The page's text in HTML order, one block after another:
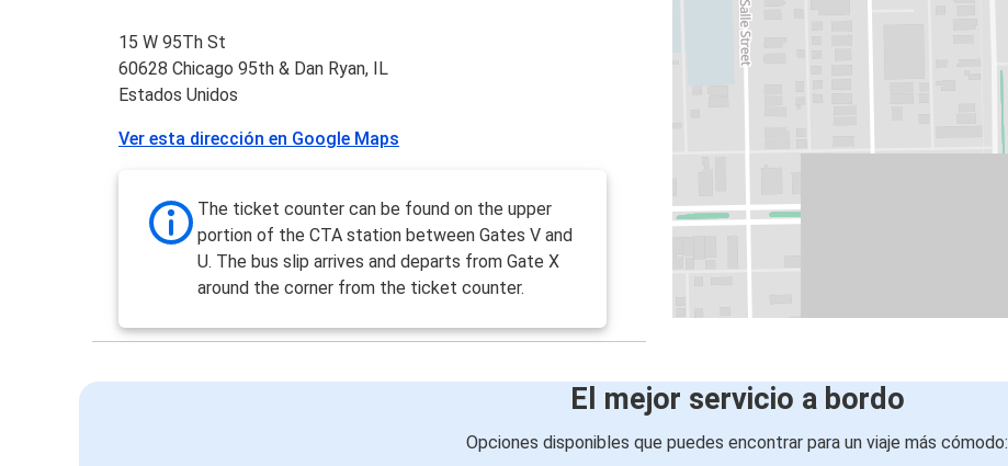
15 W 95Th St
60628 Chicago 95th & Dan Ryan, IL
Estados Unidos
Ver esta dirección en Google Maps
The ticket counter can be found on the upper
portion of the CTA station between Gates V and
U. The bus slip arrives and departs from Gate X
around the corner from the ticket counter.
El mejor servicio a bordo
Opciones disponibles que puedes encontrar para un viaje más cómodo: